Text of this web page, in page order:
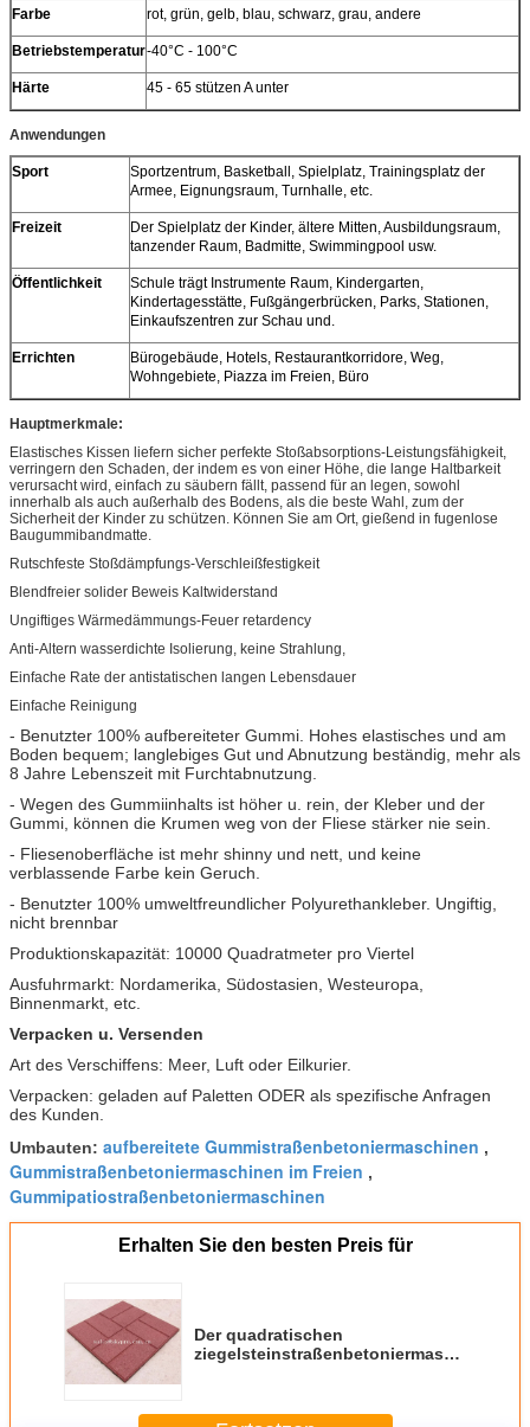
Farbe rot, grün, gelb, blau, schwarz, grau, andere
Betriebstemperatur-40°C - 100°C
Härte 45 - 65 stützen A unter
Anwendungen
Sport
Sportzentrum, Basketball, Spielplatz, Trainingsplatz der
Armee, Eignungsraum, Turnhalle, etc.
Freizeit
Der Spielplatz der Kinder, ältere Mitten, Ausbildungsraum,
tanzender Raum, Badmitte, Swimmingpool usw.
Öffentlichkeit
Schule trägt Instrumente Raum, Kindergarten,
Kindertagesstätte, Fußgängerbrücken, Parks, Stationen,
Einkaufszentren zur Schau und.
Errichten
Bürogebäude, Hotels, Restaurantkorridore, Weg,
Wohngebiete, Piazza im Freien, Büro
Hauptmerkmale:
Elastisches Kissen liefern sicher perfekte Stoßabsorptions-Leistungsfähigkeit,
verringern den Schaden, der indem es von einer Höhe, die lange Haltbarkeit
verursacht wird, einfach zu säubern fällt, passend für an legen, sowohl
innerhalb als auch außerhalb des Bodens, als die beste Wahl, zum der
Sicherheit der Kinder zu schützen. Können Sie am Ort, gießend in fugenlose
Baugummibandmatte.
Rutschfeste Stoßdämpfungs-Verschleißfestigkeit
Blendfreier solider Beweis Kaltwiderstand
Ungiftiges Wärmedämmungs-Feuer retardency
Anti-Altern wasserdichte Isolierung, keine Strahlung,
Einfache Rate der antistatischen langen Lebensdauer
Einfache Reinigung
- Benutzter 100% aufbereiteter Gummi. Hohes elastisches und am
Boden bequem; langlebiges Gut und Abnutzung beständig, mehr als
8 Jahre Lebenszeit mit Furchtabnutzung.
- Wegen des Gummiinhalts ist höher u. rein, der Kleber und der
Gummi, können die Krumen weg von der Fliese stärker nie sein.
- Fliesenoberfläche ist mehr shinny und nett, und keine
verblassende Farbe kein Geruch.
- Benutzter 100% umweltfreundlicher Polyurethankleber. Ungiftig,
nicht brennbar
Produktionskapazität: 10000 Quadratmeter pro Viertel
Ausfuhrmarkt: Nordamerika, Südostasien, Westeuropa,
Binnenmarkt, etc.
Verpacken u. Versenden
Art des Verschiffens: Meer, Luft oder Eilkurier.
Verpacken: geladen auf Paletten ODER als spezifische Anfragen
des Kunden.
Umbauten: aufbereitete Gummistraßenbetoniermaschinen ,
Gummistraßenbetoniermaschinen im Freien ,
Gummipatiostraßenbetoniermaschinen
Erhalten Sie den besten Preis für
Der quadratischen
ziegelsteinstraßenbetoniermaschinen-/-
Pufferbetriebs Gummi